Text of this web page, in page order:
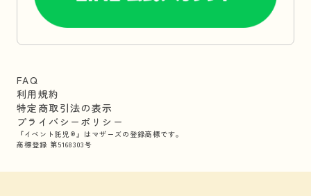
FAQ
利用規約
特定商取引法の表示
プライバシーポリシー
『イベント託児®』はマザーズの登録商標です。
商標登録 第5168303号